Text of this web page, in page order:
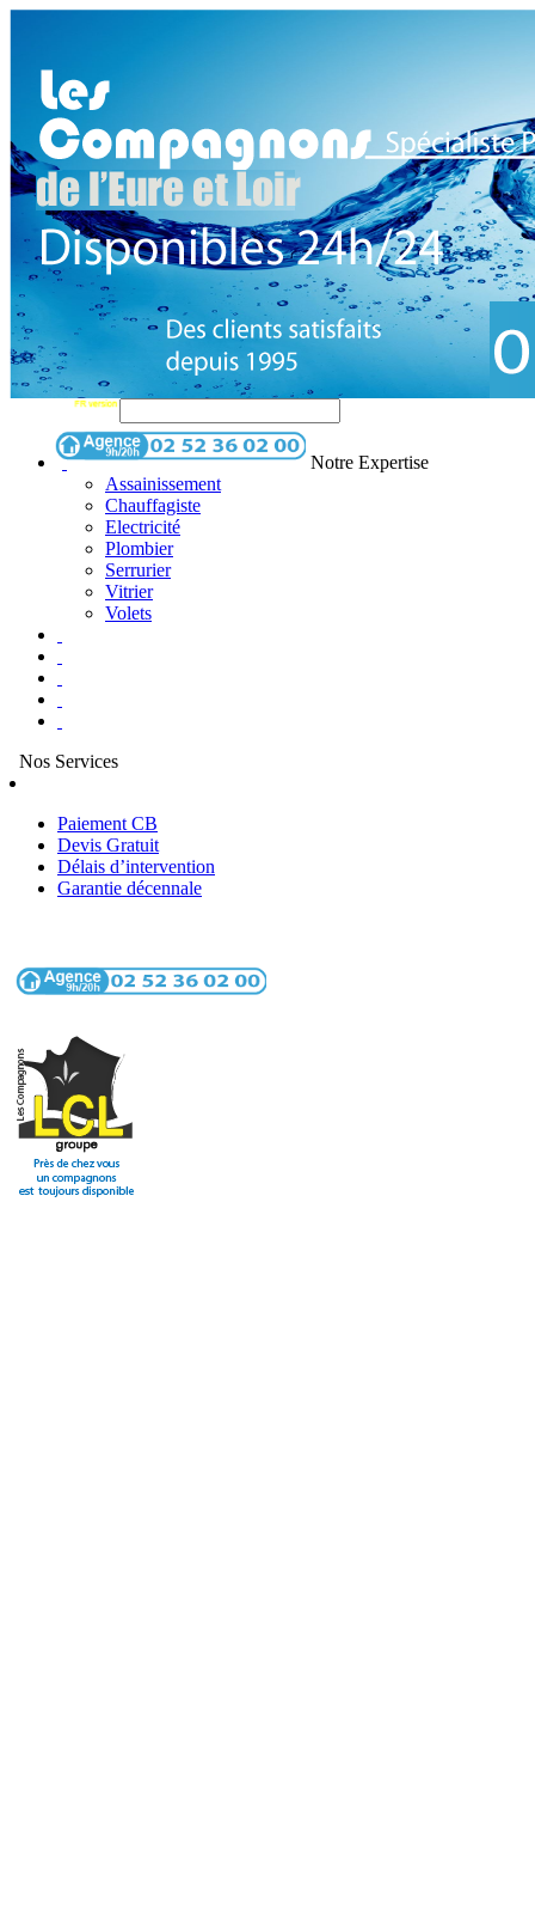
Notre Expertise
Assainissement
Chauffagiste
Electricité
Plombier
Serrurier
Vitrier
Volets
Nos Services
Paiement CB
Devis Gratuit
Délais d’intervention
Garantie décennale